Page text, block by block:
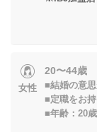
女性
20〜44歳
■結婚の意
■定職をお
■年齢：20